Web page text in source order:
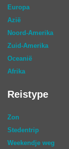
Europa
Azië
Noord-Amerika
Zuid-Amerika
Oceanië
Afrika
Reistype
Zon
Stedentrip
Weekendje weg